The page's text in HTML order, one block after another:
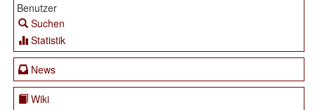
Benutzer
Suchen
Statistik
News
Wiki